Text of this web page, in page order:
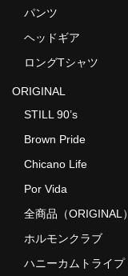
パンツ
ヘッドギア
ロングTシャツ
ORIGINAL
STILL 90’s
Brown Pride
Chicano Life
Por Vida
全商品（ORIGINAL）
ホルモンクラブ
ハニーカムトライプ